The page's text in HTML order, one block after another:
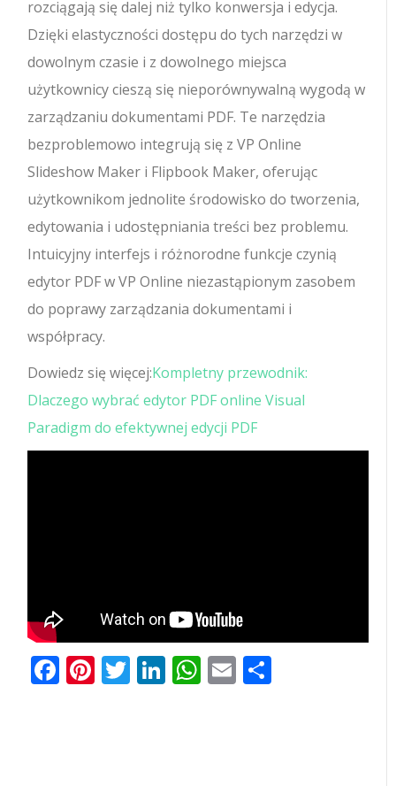
rozciągają się dalej niż tylko konwersja i edycja.
Dzięki elastyczności dostępu do tych narzędzi w
dowolnym czasie i z dowolnego miejsca
użytkownicy cieszą się nieporównywalną wygodą w
zarządzaniu dokumentami PDF. Te narzędzia
bezproblemowo integrują się z VP Online
Slideshow Maker i Flipbook Maker, oferując
użytkownikom jednolite środowisko do tworzenia,
edytowania i udostępniania treści bez problemu.
Intuicyjny interfejs i różnorodne funkcje czynią
edytor PDF w VP Online niezastąpionym zasobem
do poprawy zarządzania dokumentami i
współpracy.
Dowiedz się więcej:Kompletny przewodnik:
Dlaczego wybrać edytor PDF online Visual
Paradigm do efektywnej edycji PDF
Facebook
Pinterest
Twitter
LinkedIn
WhatsApp
Email